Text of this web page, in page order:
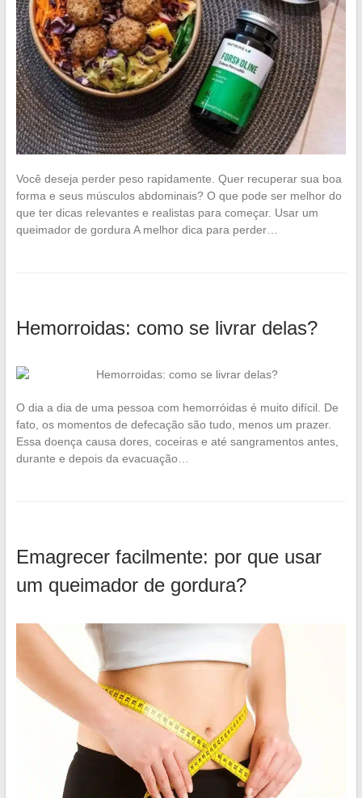
Você deseja perder peso rapidamente. Quer recuperar sua boa
forma e seus músculos abdominais? O que pode ser melhor do
que ter dicas relevantes e realistas para começar. Usar um
queimador de gordura A melhor dica para perder…
Hemorroidas: como se livrar delas?
O dia a dia de uma pessoa com hemorróidas é muito difícil. De
fato, os momentos de defecação são tudo, menos um prazer.
Essa doença causa dores, coceiras e até sangramentos antes,
durante e depois da evacuação…
Emagrecer facilmente: por que usar
um queimador de gordura?